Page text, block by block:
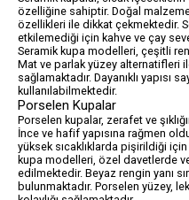
özelliğine sahiptir. Doğal
özellikleri ile dikkat çekmektedir.
etkilemediği için kahve ve çay
Seramik kupa modelleri, çeşitli
Mat ve parlak yüzey alternatifleri
sağlamaktadır. Dayanıklı yapısı
kullanılabilmektedir.
Porselen Kupalar
Porselen kupalar, zerafet ve
İnce ve hafif yapısına rağmen
yüksek sıcaklıklarda pişirildiği
kupa modelleri, özel davetlerde
edilmektedir. Beyaz rengin yanı
bulunmaktadır. Porselen yüzey,